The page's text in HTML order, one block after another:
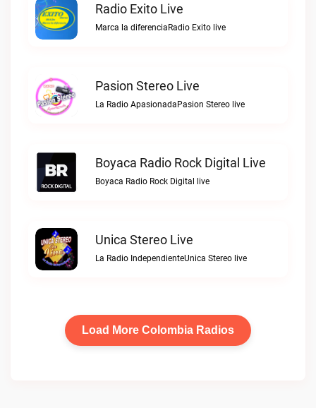
Radio Exito Live
Marca la diferenciaRadio Exito live
Pasion Stereo Live
La Radio ApasionadaPasion Stereo live
Boyaca Radio Rock Digital Live
Boyaca Radio Rock Digital live
Unica Stereo Live
La Radio IndependienteUnica Stereo live
Load More Colombia Radios